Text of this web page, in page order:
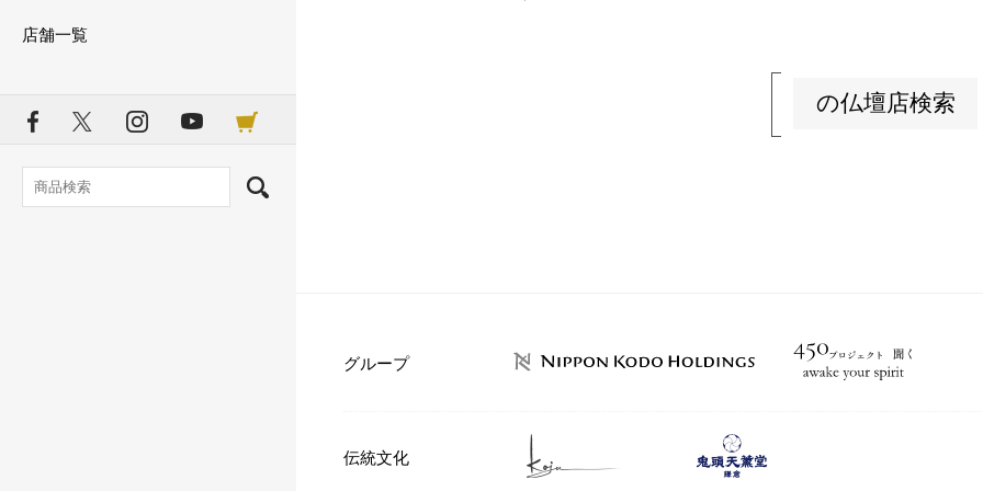
店舗一覧
の仏壇店検索
グループ
伝統文化